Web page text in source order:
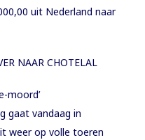
uit Nederland naar
NAAR CHOTELAL
moord’
gaat vandaag in
weer op volle toeren